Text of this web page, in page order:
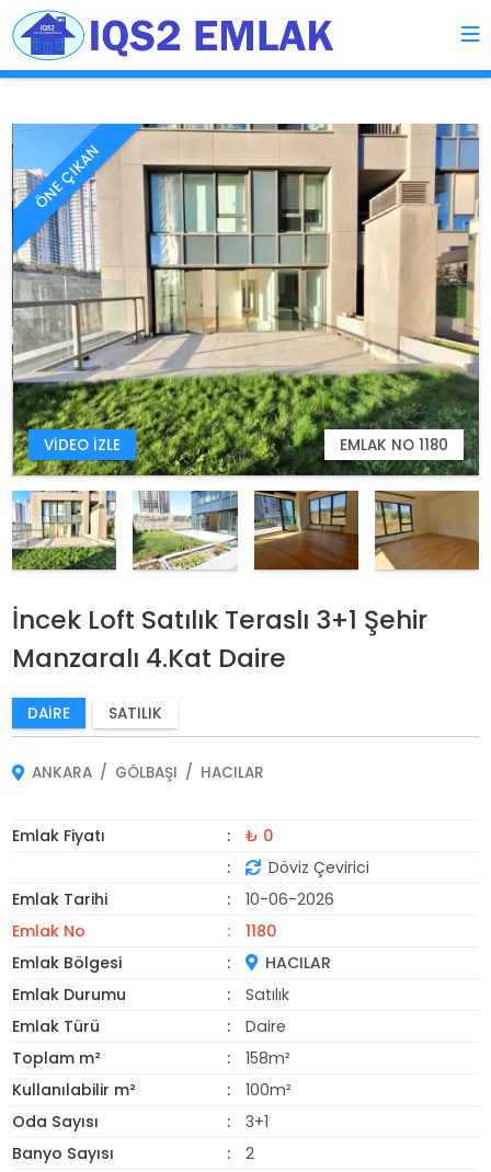
ÖNE ÇIKAN
VIDEO İZLE EMLAK NO 1180
İncek Loft Satılık Teraslı 3+1 Şehir
Manzaralı 4.Kat Daire
DAIRE SATILIK
ANKARA GÖLBAŞI HACILAR
Emlak Fiyatı
₺ 0
Döviz Çevirici
Emlak Tarihi
10-06-2026
Emlak No
1180
Emlak Bölgesi
HACILAR
Emlak Durumu
Satılık
Emlak Türü
Daire
Toplam m²
158m²
Kullanılabilir m²
100m²
Oda Sayısı
3+1
Banyo Sayısı
2